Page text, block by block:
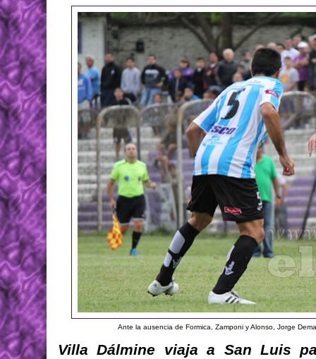
Ante la ausencia de Formica, Zamponi y Alonso, Jorge
Villa Dálmine viaja a San Luis